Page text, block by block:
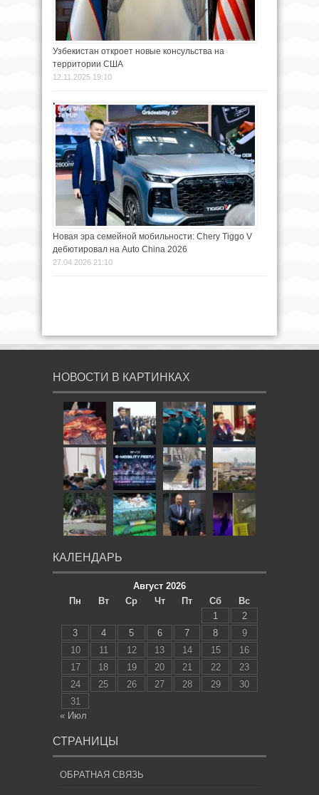
Узбекистан откроет новые консульства на
территории США
12.11.2025 19:10
Новая эра семейной мобильности: Chery Tiggo V
дебютировал на Auto China 2026
27.04.2026 21:10
НОВОСТИ В КАРТИНКАХ
КАЛЕНДАРЬ
Август 2026
Пн
Вт Ср Чт Пт Сб
Вс
1
2
3
4 5 6 7 8
9
10
11 12 13 14 15
16
17
18 19 20 21 22
23
24
25 26 27 28 29
30
31
« Июл
СТРАНИЦЫ
ОБРАТНАЯ СВЯЗЬ